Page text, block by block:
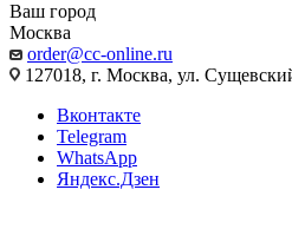
Ваш город
Москва
order@cc-online.ru
127018, г. Москва, ул.
Вконтакте
Telegram
WhatsApp
Яндекс.Дзен